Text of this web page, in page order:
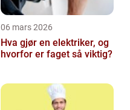
06 mars 2026
Hva gjør en elektriker, og
hvorfor er faget så viktig?